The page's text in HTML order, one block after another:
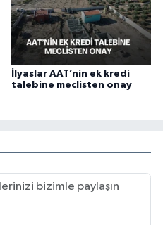
İlyaslar AAT’nin ek kredi
talebine meclisten onay